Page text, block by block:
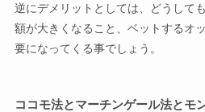
逆にデメリットとしては、どうして
額が大きくなること、ベットするオ
要になってくる事でしょう。
ココモ法とマーチンゲール法とモ